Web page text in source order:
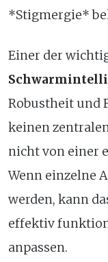
*Stigmergie*
Einer der
Robustheit und
keinen
nicht von einer
Wenn einzelne
werden, kann
effektiv
anpassen.